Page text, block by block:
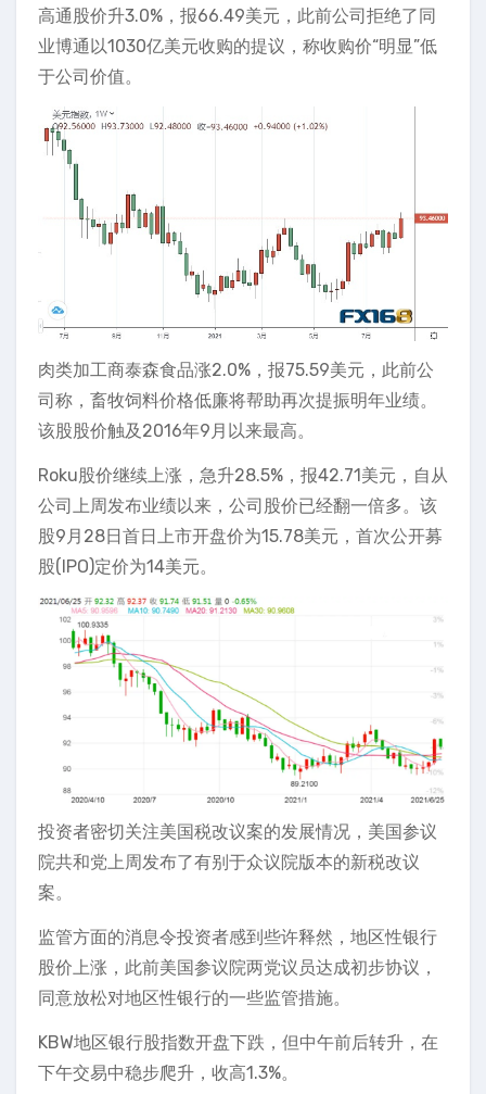
高通股价升3.0%，报66.49美元，此前公司拒绝了同
业博通以1030亿美元收购的提议，称收购价“明显”低
于公司价值。
肉类加工商泰森食品涨2.0%，报75.59美元，此前公
司称，畜牧饲料价格低廉将帮助再次提振明年业绩。
该股股价触及2016年9月以来最高。
Roku股价继续上涨，急升28.5%，报42.71美元，自从
公司上周发布业绩以来，公司股价已经翻一倍多。该
股9月28日首日上市开盘价为15.78美元，首次公开募
股(IPO)定价为14美元。
投资者密切关注美国税改议案的发展情况，美国参议
院共和党上周发布了有别于众议院版本的新税改议
案。
监管方面的消息令投资者感到些许释然，地区性银行
股价上涨，此前美国参议院两党议员达成初步协议，
同意放松对地区性银行的一些监管措施。
KBW地区银行股指数开盘下跌，但中午前后转升，在
下午交易中稳步爬升，收高1.3%。